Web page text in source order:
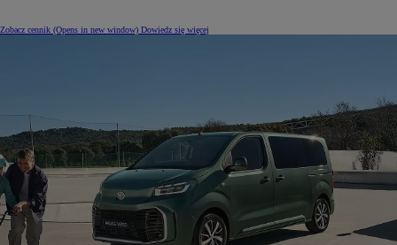
Zobacz cennik (Opens in new window) Dowiedz się więcej